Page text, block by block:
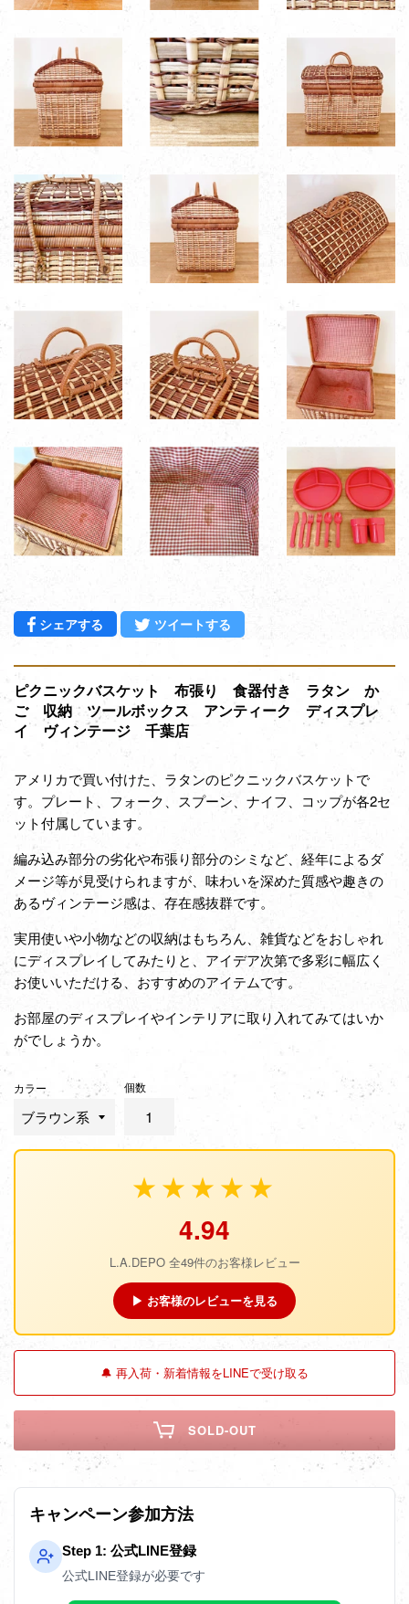
シェアする Facebookでシェアする
ツイートする
ピクニックバスケット 布張り 食器付き ラタン か
ご 収納 ツールボックス アンティーク ディスプレ
イ ヴィンテージ 千葉店
アメリカで買い付けた、ラタンのピクニックバスケットで
す。プレート、フォーク、スプーン、ナイフ、コップが各2セ
ット付属しています。
編み込み部分の劣化や布張り部分のシミなど、経年によるダ
メージ等が見受けられますが、味わいを深めた質感や趣きの
あるヴィンテージ感は、存在感抜群です。
実用使いや小物などの収納はもちろん、雑貨などをおしゃれ
にディスプレイしてみたりと、アイデア次第で多彩に幅広く
お使いいただける、おすすめのアイテムです。
お部屋のディスプレイやインテリアに取り入れてみてはいか
がでしょうか。
カラー 個数
★★★★★
4.94
L.A.DEPO 全49件のお客様レビュー
▶ お客様のレビューを見る
🔔 再入荷・新着情報をLINEで受け取る
SOLD-OUT
キャンペーン参加方法
Step 1: 公式LINE登録
公式LINE登録が必要です